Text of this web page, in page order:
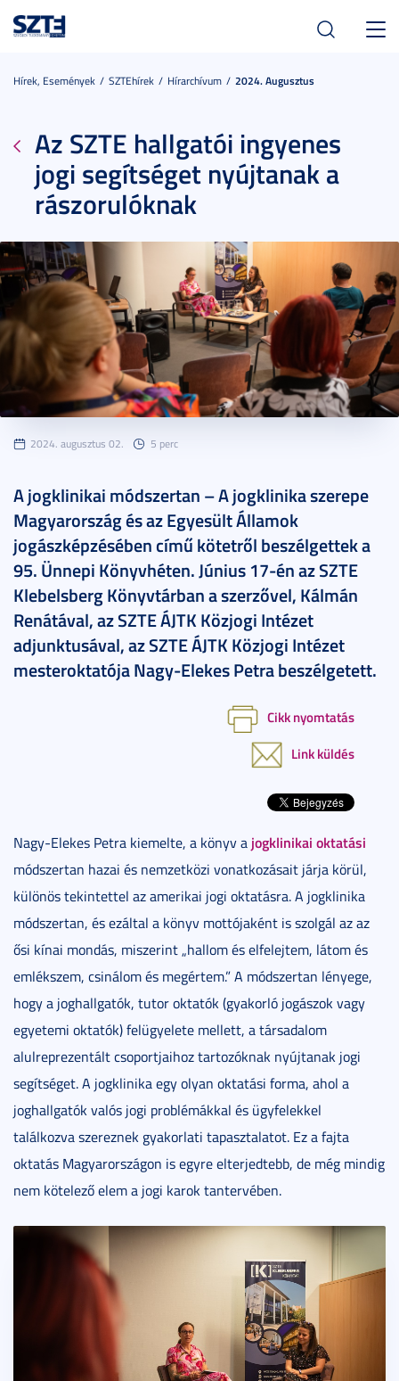
Hírek, Események SZTEhírek Hírarchívum 2024. Augusztus
Az SZTE hallgatói ingyenes
jogi segítséget nyújtanak a
rászorulóknak
2024. augusztus 02. 5 perc
A jogklinikai módszertan – A jogklinika szerepe
Magyarország és az Egyesült Államok
jogászképzésében című kötetről beszélgettek a
95. Ünnepi Könyvhéten. Június 17-én az SZTE
Klebelsberg Könyvtárban a szerzővel, Kálmán
Renátával, az SZTE ÁJTK Közjogi Intézet
adjunktusával, az SZTE ÁJTK Közjogi Intézet
mesteroktatója Nagy-Elekes Petra beszélgetett.
Cikk nyomtatás
Link küldés
Nagy-Elekes Petra kiemelte, a könyv a jogklinikai oktatási
módszertan hazai és nemzetközi vonatkozásait járja körül,
különös tekintettel az amerikai jogi oktatásra. A jogklinika
módszertan, és ezáltal a könyv mottójaként is szolgál az az
ősi kínai mondás, miszerint „hallom és elfelejtem, látom és
emlékszem, csinálom és megértem.” A módszertan lényege,
hogy a joghallgatók, tutor oktatók (gyakorló jogászok vagy
egyetemi oktatók) felügyelete mellett, a társadalom
alulreprezentált csoportjaihoz tartozóknak nyújtanak jogi
segítséget. A jogklinika egy olyan oktatási forma, ahol a
joghallgatók valós jogi problémákkal és ügyfelekkel
találkozva szereznek gyakorlati tapasztalatot. Ez a fajta
oktatás Magyarországon is egyre elterjedtebb, de még mindig
nem kötelező elem a jogi karok tantervében.